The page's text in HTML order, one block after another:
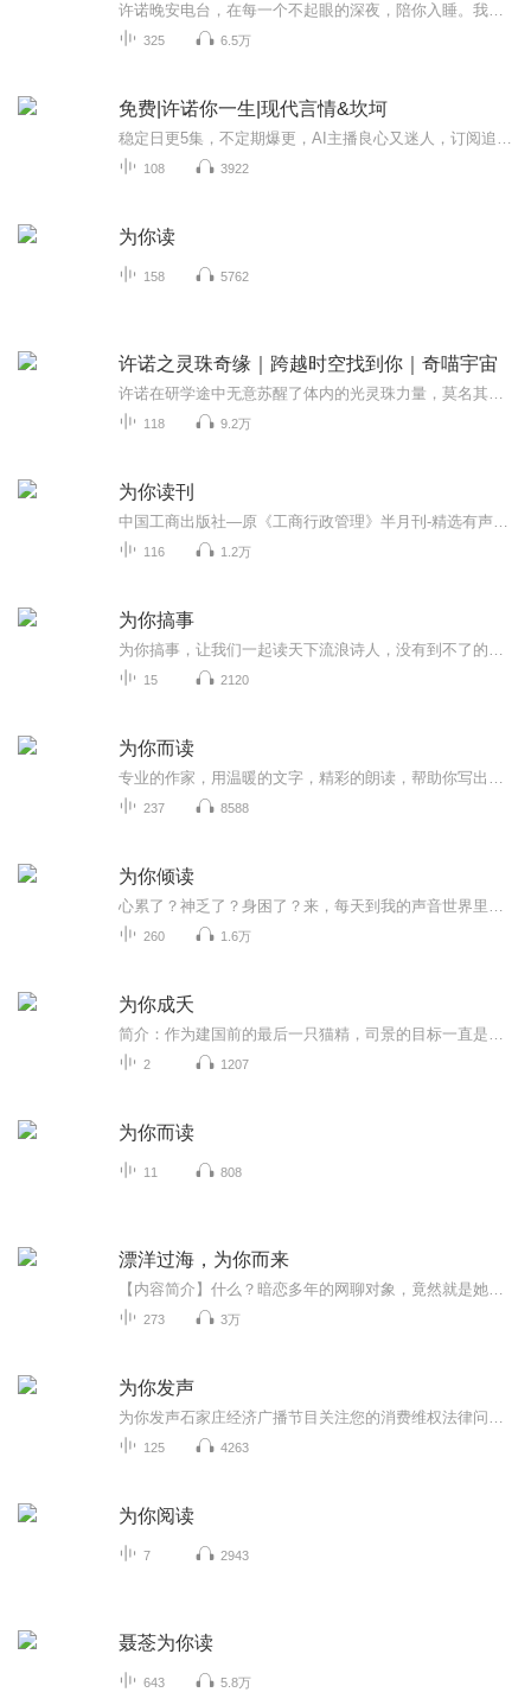
325 6.5万
免费|许诺你一生|现代言情&坎坷
108 3922
为你读
158 5762
许诺之灵珠奇缘｜跨越时空找到你｜奇喵宇宙
118 9.2万
为你读刊
116 1.2万
为你搞事
15 2120
为你而读
237 8588
为你倾读
260 1.6万
为你成夭
2 1207
为你而读
11 808
漂洋过海，为你而来
273 3万
为你发声
125 4263
为你阅读
7 2943
聂菍为你读
643 5.8万